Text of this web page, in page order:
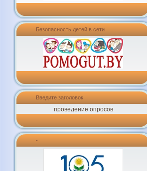
Безопасность детей в сети
Введите заголовок
проведение опросов
-